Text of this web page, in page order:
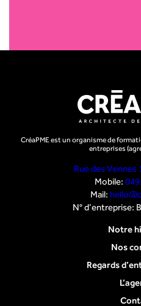
CréaPME est un organisme de
entreprises
Rue des Vennes
Mobile:
Mail:
N° d’entreprise:
Notre
Nos
Regards